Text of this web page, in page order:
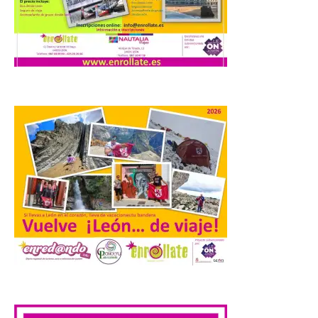
Los días 7, 8 y 9 de agosto
de 2026, Camarzana de
Tera volverá a convertirse
Orpheus. Vivimos un momento en el que la
música en directo mueve grandes
fenómenos de […]
El Ayuntamiento de
Cabrillanes analizará,
conforme a la legalidad, la
solicitud para la
celebración del Iberia
Eclipse Festival